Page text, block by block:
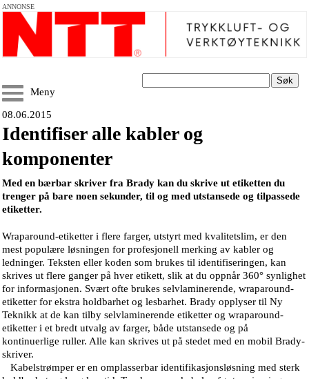
ANNONSE
Søk
Meny
08.06.2015
Identifiser alle kabler og
komponenter
Med en bærbar skriver fra Brady kan du skrive ut etiketten du
trenger på bare noen sekunder, til og med utstansede og tilpassede
etiketter.
Wraparound-etiketter i flere farger, utstyrt med kvalitetslim, er den
mest populære løsningen for profesjonell merking av kabler og
ledninger. Teksten eller koden som brukes til identifiseringen, kan
skrives ut flere ganger på hver etikett, slik at du oppnår 360° synlighet
for informasjonen. Svært ofte brukes selvlaminerende, wraparound-
etiketter for ekstra holdbarhet og lesbarhet. Brady opplyser til Ny
Teknikk at de kan tilby selvlaminerende etiketter og wraparound-
etiketter i et bredt utvalg av farger, både utstansede og på
kontinuerlige ruller. Alle kan skrives ut på stedet med en mobil Brady-
skriver.
Kabelstrømper er en omplasserbar identifikasjonsløsning med sterk